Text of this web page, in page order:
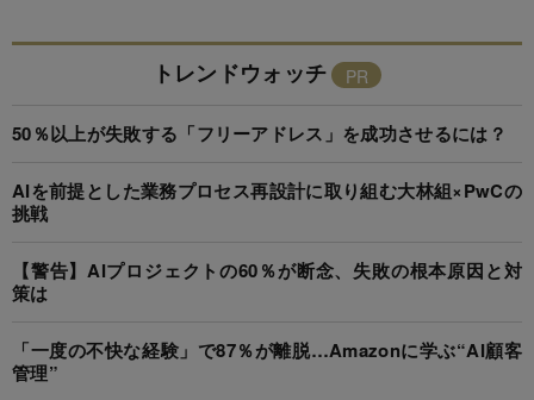
トレンドウォッチ
50％以上が失敗する「フリーアドレス」を成功させるには？
AIを前提とした業務プロセス再設計に取り組む大林組×PwCの
挑戦
【警告】AIプロジェクトの60％が断念、失敗の根本原因と対
策は
「一度の不快な経験」で87％が離脱…Amazonに学ぶ“AI顧客
管理”